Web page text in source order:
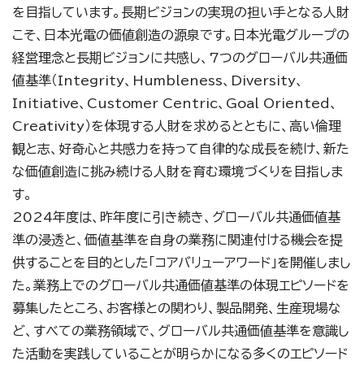
を目指しています。長期ビジョンの実現の担い手となる人財
こそ、日本光電の価値創造の源泉です。日本光電グループの
経営理念と長期ビジョンに共感し、7つのグローバル共通価
値基準（Integrity、Humbleness、Diversity、
Initiative、Customer Centric、Goal Oriented、
Creativity）を体現する人財を求めるとともに、高い倫理
観と志、好奇心と共感力を持って自律的な成長を続け、新た
な価値創造に挑み続ける人財を育む環境づくりを目指しま
す。
2024年度は、昨年度に引き続き、グローバル共通価値基
準の浸透と、価値基準を自身の業務に関連付ける機会を提
供することを目的とした「コアバリューアワード」を開催しまし
た。業務上でのグローバル共通価値基準の体現エピソードを
募集したところ、お客様との関わり、製品開発、生産現場な
ど、すべての業務領域で、グローバル共通価値基準を意識し
た活動を実践していることが明らかになる多くのエピソード